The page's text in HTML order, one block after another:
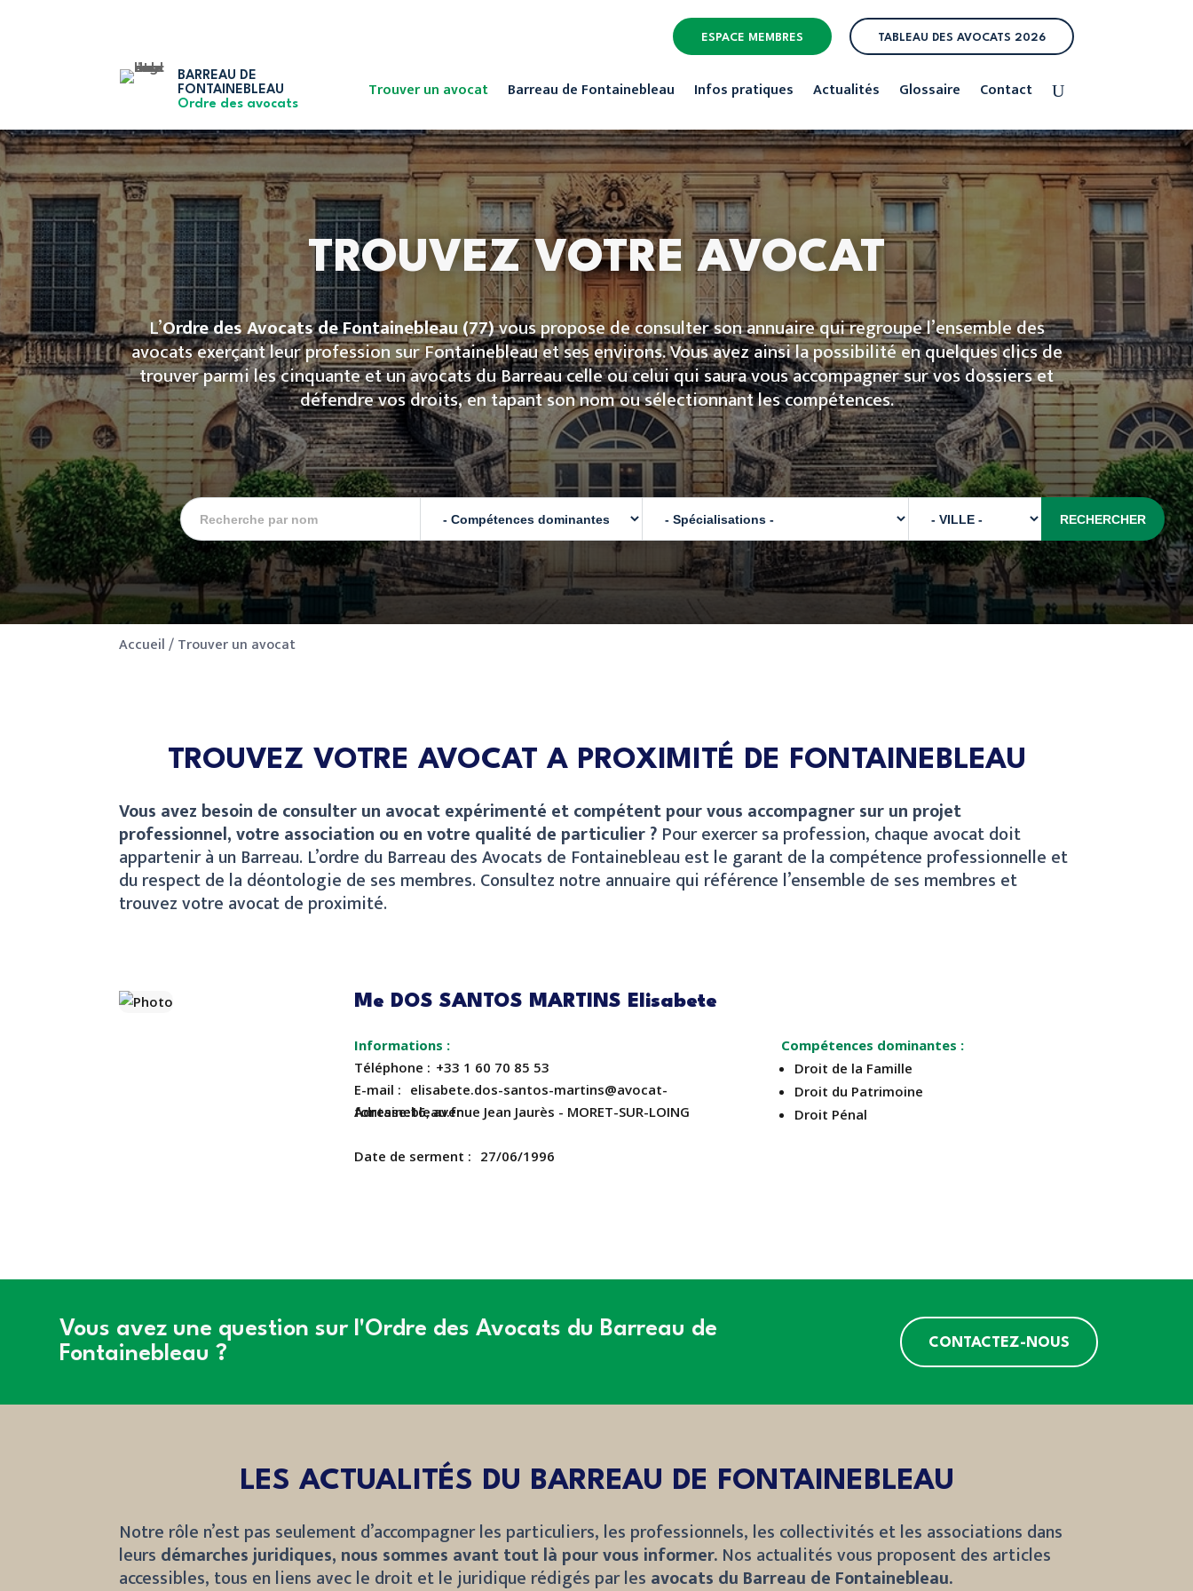
ESPACE MEMBRES TABLEAU DES AVOCATS 2026
BARREAU DE
FONTAINEBLEAU
Ordre des avocats
Trouver un avocat Barreau de Fontainebleau Infos pratiques Actualités Glossaire Contact
TROUVEZ VOTRE AVOCAT
L’Ordre des Avocats de Fontainebleau(77)vous propose de consulter son annuaire qui regroupe l’ensemble des
avocats exerçant leur profession sur Fontainebleau et ses environs. Vous avez ainsi la possibilité en quelques clics de
trouver parmi les cinquante et un avocats du Barreau celle ou celui qui saura vous accompagner sur vos dossiers et
défendre vos droits, en tapant son nom ou sélectionnant les compétences.
Accueil/Trouver un avocat
TROUVEZ VOTRE AVOCAT A PROXIMITÉ DE FONTAINEBLEAU
Vous avez besoin de consulter un avocat expérimenté et compétent pour vous accompagner sur un projet
professionnel, votre association ou en votre qualité de particulier ? Pour exercer sa profession, chaque avocat doit
appartenir à un Barreau. L’ordre du Barreau des Avocats de Fontainebleau est le garant de la compétence professionnelle et
du respect de la déontologie de ses membres. Consultez notre annuaire qui référence l’ensemble de ses membres et
trouvez votre avocat de proximité.
Me DOS SANTOS MARTINS Elisabete
Compétences dominantes
Droit de la Famille
Droit du Patrimoine
Droit Pénal
Téléphone
+33 1 60 70 85 53
E-mail
elisabete.dos-santos-martins@avocat-
fontainebleau.fr
Date de serment 27/06/1996
Adresse 16, avenue Jean Jaurès - MORET-SUR-LOING
Vous avez une question sur l'Ordre des Avocats du Barreau de
Fontainebleau ?
CONTACTEZ-NOUS
LES ACTUALITÉS DU BARREAU DE FONTAINEBLEAU
Notre rôle n’est pas seulement d’accompagner les particuliers, les professionnels, les collectivités et les associations dans
leurs démarches juridiques, nous sommes avant tout là pour vous informer. Nos actualités vous proposent des articles
accessibles, tous en liens avec le droit et le juridique rédigés par les avocats du Barreau de Fontainebleau.